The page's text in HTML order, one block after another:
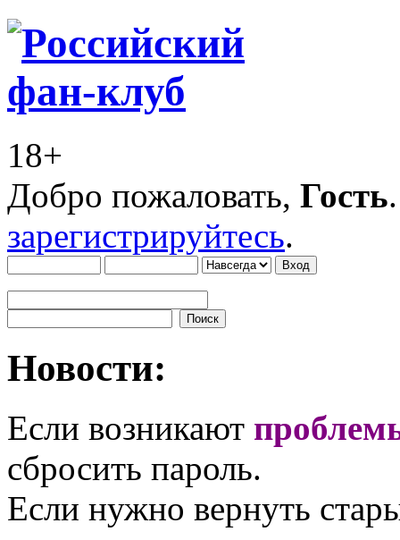
18+
Добро пожаловать, Гость
зарегистрируйтесь.
Новости:
Если возникают
сбросить пароль.
Если нужно вернуть